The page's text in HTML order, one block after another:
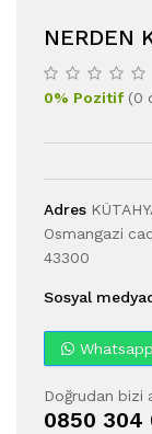
NERDEN
0% Pozitif(0
Adres
Osmangazi
43300
Sosyal
Doğrudan bizi
0850 304